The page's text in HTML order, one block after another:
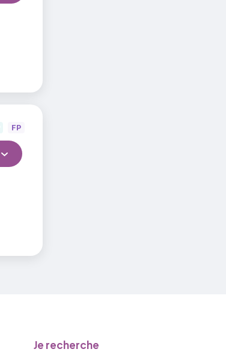
FP
Je recherche